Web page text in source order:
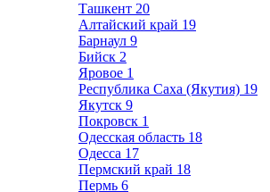
Ташкент 20
Алтайский край 19
Барнаул 9
Бийск 2
Яровое 1
Республика Саха (Якутия) 19
Якутск 9
Покровск 1
Одесская область 18
Одесса 17
Пермский край 18
Пермь 6